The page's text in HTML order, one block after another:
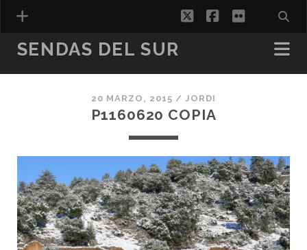
CATALÁN)
twitterfacebook
flickr
SENDAS DEL SUR
20 MARZO, 2015 /JORDI
P1160620 COPIA